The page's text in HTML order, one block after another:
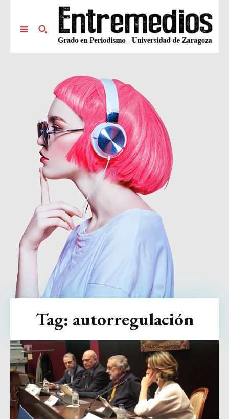
Tag: autorregulación